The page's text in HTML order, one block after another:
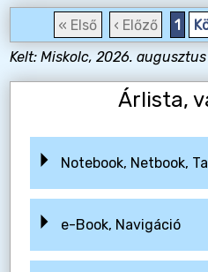
« Első ‹ Előző 1
Kelt: Miskolc, 2026.
Árlista,
Notebook, Netbook,
e-Book, Navigáció